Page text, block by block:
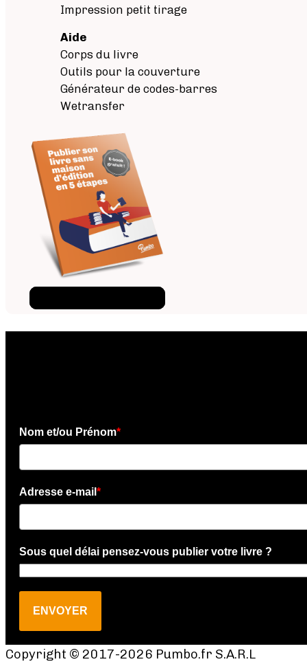
Impression petit tirage
Aide
Corps du livre
Outils pour la couverture
Générateur de codes-barres
Wetransfer
Nom et/ou Prénom*
Adresse e-mail *
Sous quel délai pensez-vous publier votre livre ?
ENVOYER
Copyright © 2017-2026 Pumbo.fr S.A.R.L